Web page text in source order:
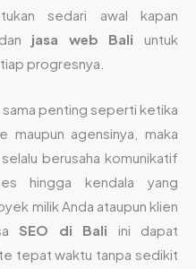
sedari awal kapan
jasa web Bali untuk
progresnya.
penting seperti ketika
maupun agensinya, maka
selalu berusaha komunikatif
hingga kendala yang
milik Anda ataupun klien
SEO di Bali ini dapat
tepat waktu tanpa sedikit